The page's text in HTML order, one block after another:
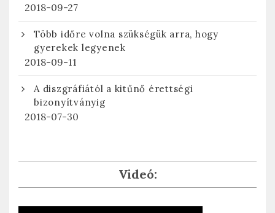
2018-09-27
Több időre volna szükségük arra, hogy
gyerekek legyenek
2018-09-11
A diszgráfiától a kitűnő érettségi
bizonyítványig
2018-07-30
Videó: